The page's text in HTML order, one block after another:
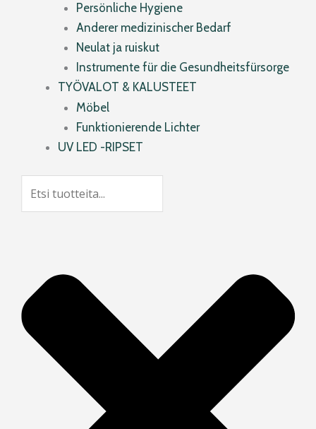
Persönliche Hygiene
Anderer medizinischer Bedarf
Neulat ja ruiskut
Instrumente für die Gesundheitsfürsorge
TYÖVALOT & KALUSTEET
Möbel
Funktionierende Lichter
UV LED -RIPSET